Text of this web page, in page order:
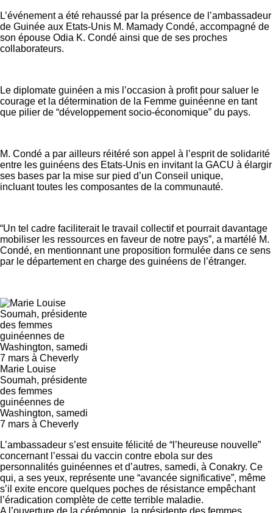
L’événement a été rehaussé par la présence de l’ambassadeur
de Guinée aux Etats-Unis M. Mamady Condé, accompagné de
son épouse Odia K. Condé ainsi que de ses proches
collaborateurs.
Le diplomate guinéen a mis l’occasion à profit pour saluer le
courage et la détermination de la Femme guinéenne en tant
que pilier de “développement socio-économique” du pays.
M. Condé a par ailleurs réitéré son appel à l’esprit de solidarité
entre les guinéens des Etats-Unis en invitant la GACU à élargir
ses bases par la mise sur pied d’un Conseil unique,
incluant toutes les composantes de la communauté.
“Un tel cadre faciliterait le travail collectif et pourrait davantage
mobiliser les ressources en faveur de notre pays”, a martélé M.
Condé, en mentionnant une proposition formulée dans ce sens
par le département en charge des guinéens de l’étranger.
Marie Louise
Soumah, présidente
des femmes
guinéennes de
Washington, samedi
7 mars à Cheverly
L’ambassadeur s’est ensuite félicité de “l’heureuse nouvelle”
concernant l’essai du vaccin contre ebola sur des
personnalités guinéennes et d’autres, samedi, à Conakry. Ce
qui, a ses yeux, représente une “avancée significative”, même
s’il exite encore quelques poches de résistance empêchant
l’éradication complète de cette terrible maladie.
A l’ouverture de la cérémonie, la présidente des femmes